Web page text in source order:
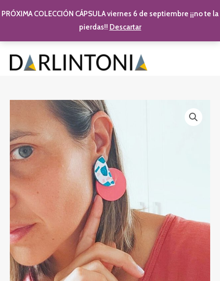
PRÓXIMA COLECCIÓN CÁPSULA viernes 6 de septiembre ¡¡no te la
pierdas!! Descartar